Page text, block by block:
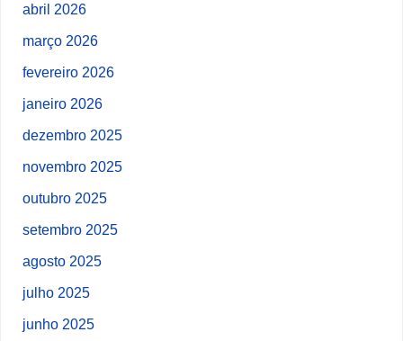
abril 2026
março 2026
fevereiro 2026
janeiro 2026
dezembro 2025
novembro 2025
outubro 2025
setembro 2025
agosto 2025
julho 2025
junho 2025